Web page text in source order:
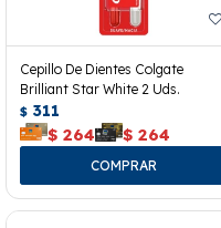
Cepillo De Dientes Colgate
Brilliant Star White 2 Uds.
$ 311
$ 264 $ 264